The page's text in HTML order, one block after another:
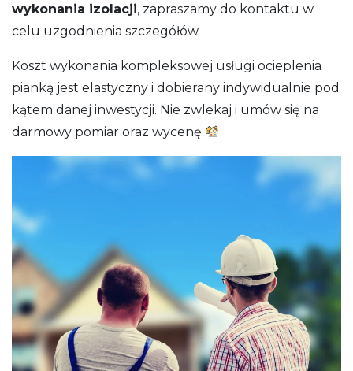
wykonania izolacji, zapraszamy do kontaktu w
celu uzgodnienia szczegółów.
Koszt wykonania kompleksowej usługi ocieplenia
pianką jest elastyczny i dobierany indywidualnie pod
kątem danej inwestycji. Nie zwlekaj i umów się na
darmowy pomiar oraz wycenę